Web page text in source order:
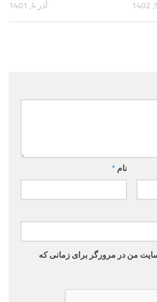
آذر 4, 1401
نام *
من در مرورگر برای زمانی که